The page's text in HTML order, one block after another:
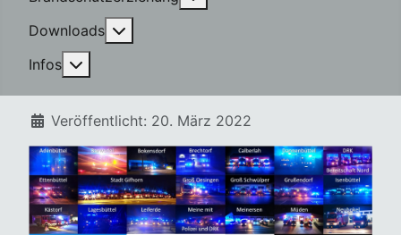
Downloads
Infos
Details
Veröffentlicht: 20. März 2022